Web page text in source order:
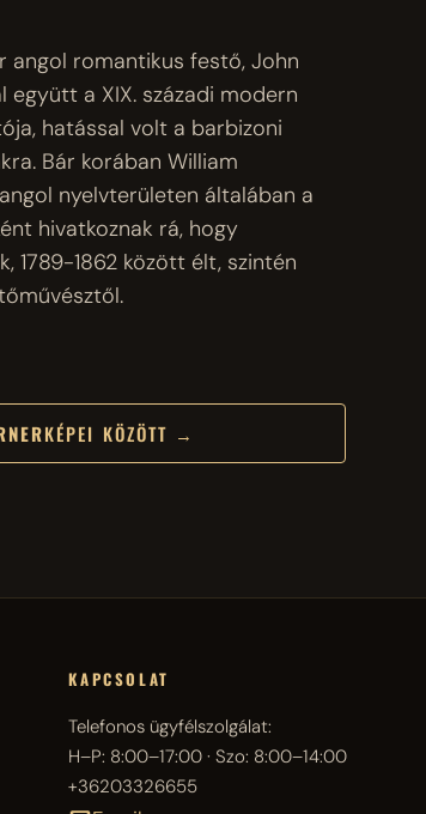
angol romantikus festő, John
a XIX. századi modern
hatással volt a barbizoni
Bár korában William
nyelvterületen általában a
hivatkoznak rá, hogy
1789-1862 között élt, szintén
KÉPEI KÖZÖTT →
KAPCSOLAT
Telefonos ügyfélszolgálat:
H–P: 8:00–17:00 · Szo: 8:00–14:00
+36203326655